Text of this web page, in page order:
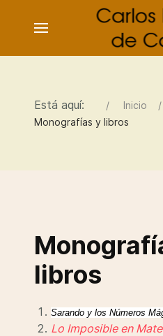
Está aquí: Inicio
Monografías y libros
libros
Sarando y los Números
Lo Imposible en